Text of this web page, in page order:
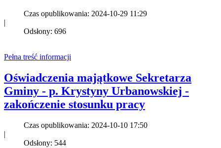
Czas opublikowania: 2024-10-29 11:29
|
Odsłony: 696
Pełna treść informacji
Oświadczenia majątkowe Sekretarza
Gminy - p. Krystyny Urbanowskiej -
zakończenie stosunku pracy
Czas opublikowania: 2024-10-10 17:50
|
Odsłony: 544